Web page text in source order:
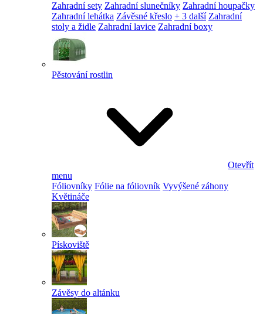
Zahradní sety Zahradní slunečníky Zahradní houpačky
Zahradní lehátka Závěsné křeslo + 3 další Zahradní
stoly a židle Zahradní lavice Zahradní boxy
Pěstování rostlin
Otevřít
menu
Fóliovníky Fólie na fóliovník Vyvýšené záhony
Květináče
Pískoviště
Závěsy do altánku